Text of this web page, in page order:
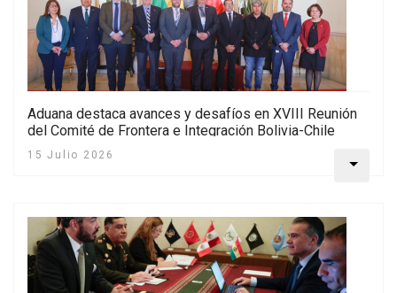
Aduana destaca avances y desafíos en XVIII Reunión
del Comité de Frontera e Integración Bolivia-Chile
15 Julio 2026